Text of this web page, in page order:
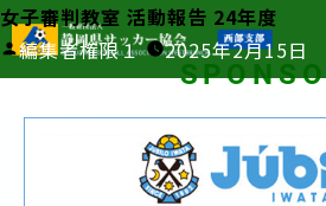
女子審判教室 活動報告 24年度
投
稿
者:
編集者権限１ 2025年2月15日